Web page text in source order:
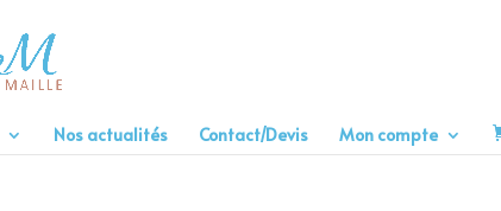
Nos actualités Contact/Devis Mon compte